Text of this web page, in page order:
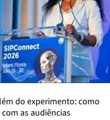
do experimento: como
as audiências